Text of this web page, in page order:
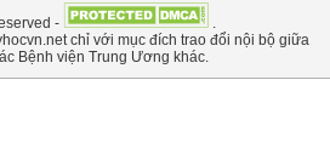
-
.
chỉ với mục đích trao đổi nội bộ giữa
Bệnh viện Trung Ương khác.